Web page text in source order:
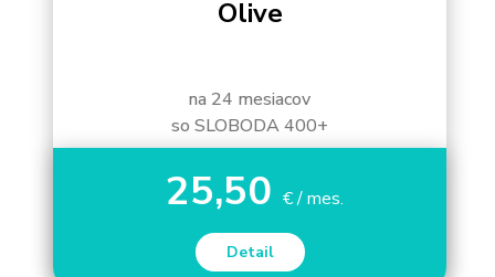
Olive
na 24 mesiacov
so SLOBODA 400+
25,50 € / mes.
Detail